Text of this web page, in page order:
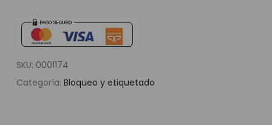
SKU: 0001174
Categoría: Bloqueo y etiquetado